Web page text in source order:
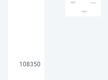
108350